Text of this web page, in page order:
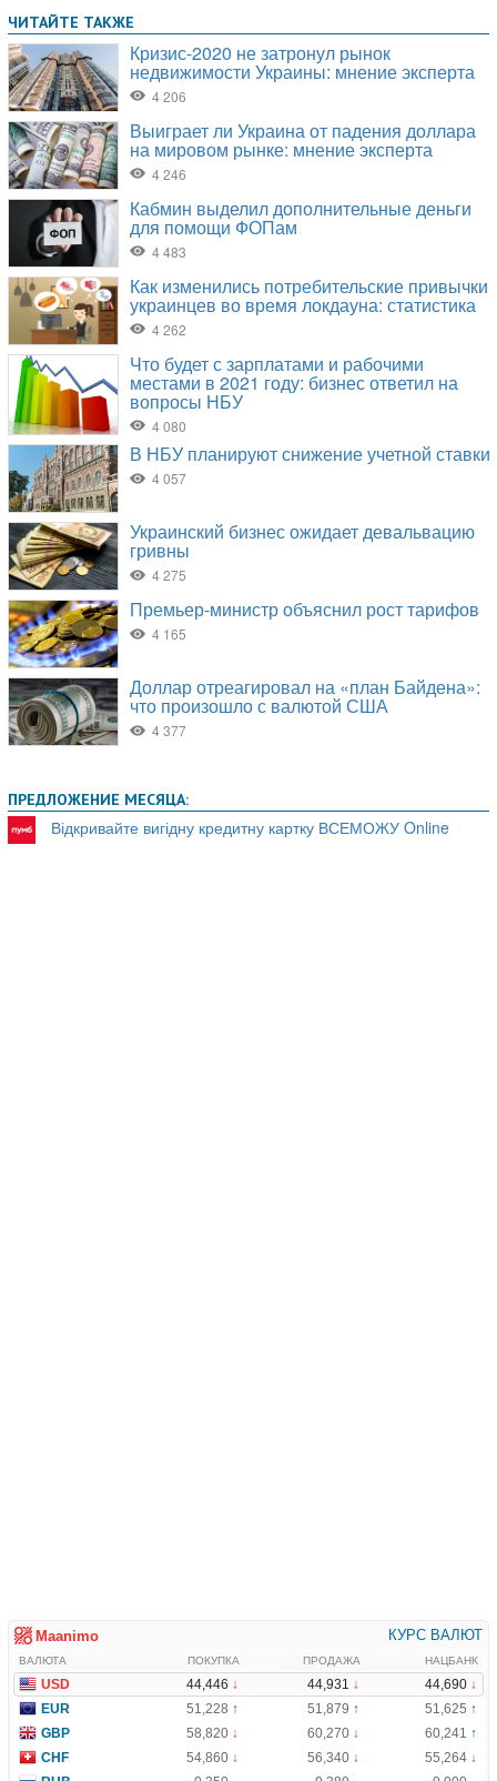
ПРЕДЛОЖЕНИЕ МЕСЯЦА:
Відкривайте вигідну кредитну картку ВСЕМОЖУ Online